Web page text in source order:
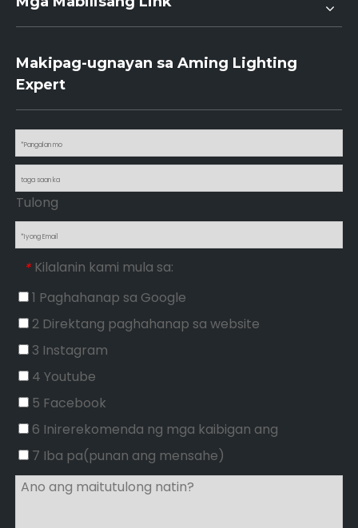
Makipag-ugnayan sa Aming Lighting
Expert
Tulong
* Kilalanin kami mula sa:
1 Paghahanap sa Google
2 Direktang paghahanap sa website
3 Instagram
4 Youtube
5 Facebook
6 Inirerekomenda ng mga kaibigan ang
7 Iba pa(punan ang mensahe)